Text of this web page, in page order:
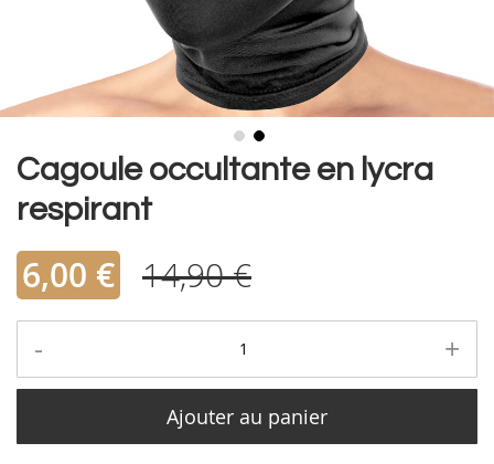
Skip
the
beginning
images
Cagoule occultante en lycra
respirant
6,00 € 14,90 €
- +
Ajouter au panier